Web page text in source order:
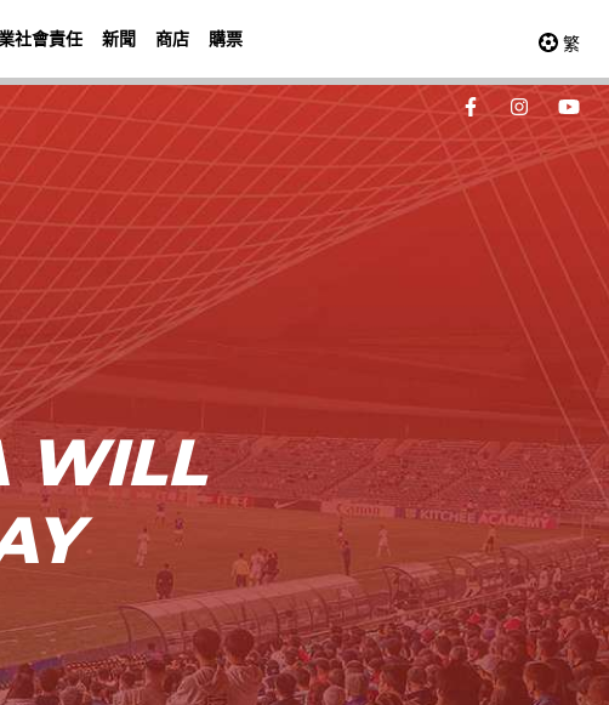
社會責任 新聞 商店 購票 繁
WILL